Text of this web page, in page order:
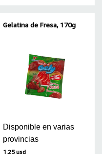
Gelatina de Fresa, 170g
Disponible en varias
provincias
1.25 usd